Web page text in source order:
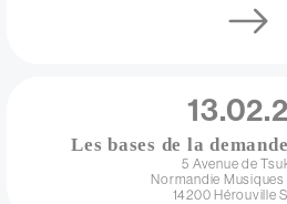
Date
Les bases de la
5 Avenue de
Normandie Musiques
14200 Hérouville